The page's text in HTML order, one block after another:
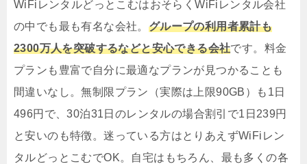
WiFiレンタルどっとこむはおそらくWiFiレンタル会社
の中でも最も有名な会社。 グループの利用者累計も
2300万人を突破するなどと安心できる会社です。料金
プランも豊富で自分に最適なプランが見つかることも
間違いなし。無制限プラン（実際は上限90GB）も1日
496円で、30泊31日のレンタルの場合割引で1日239円
と安いのも特徴。迷っている方はとりあえずWiFiレン
タルどっとこむでOK。自宅はもちろん、最も多くの各